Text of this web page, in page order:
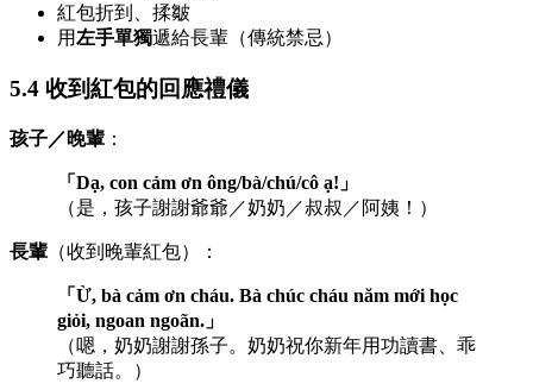
紅包折到、揉皺
用左手單獨遞給長輩（傳統禁忌）
5.4 收到紅包的回應禮儀
孩子／晚輩 ：
「Dạ, con cảm ơn ông/bà/chú/cô ạ!」
（是，孩子謝謝爺爺／奶奶／叔叔／阿姨！）
長輩 （收到晚輩紅包）：
「Ừ, bà cảm ơn cháu. Bà chúc cháu năm mới học
giỏi, ngoan ngoãn.」
（嗯，奶奶謝謝孫子。奶奶祝你新年用功讀書、乖
巧聽話。）